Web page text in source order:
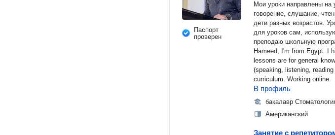
Паспорт
проверен
Мои уроки направлены
говорение, слушание,
дети разных возрастов. Уроки проходят онлайн. Я создаю материал
для уроков сам,
преподаю школьную программу. На дистанционное.
Hameed, I'm from Egypt. I have been teaching English for 4 years. My
lessons are for general
(speaking, listening,
curriculum. Working online.
В профиль
бакалавр
Американский